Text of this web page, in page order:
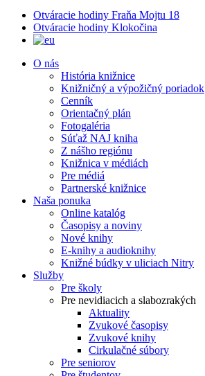
Otváracie hodiny Fraňa Mojtu 18
Otváracie hodiny Klokočina
O nás
História knižnice
Knižničný a výpožičný poriadok
Cenník
Orientačný plán
Fotogaléria
Súťaž NAJ kniha
Z nášho regiónu
Knižnica v médiách
Pre médiá
Partnerské knižnice
Naša ponuka
Online katalóg
Časopisy a noviny
Nové knihy
E-knihy a audioknihy
Knižné búdky v uliciach Nitry
Služby
Pre školy
Pre nevidiacich a slabozrakých
Aktuality
Zvukové časopisy
Zvukové knihy
Cirkulačné súbory
Pre seniorov